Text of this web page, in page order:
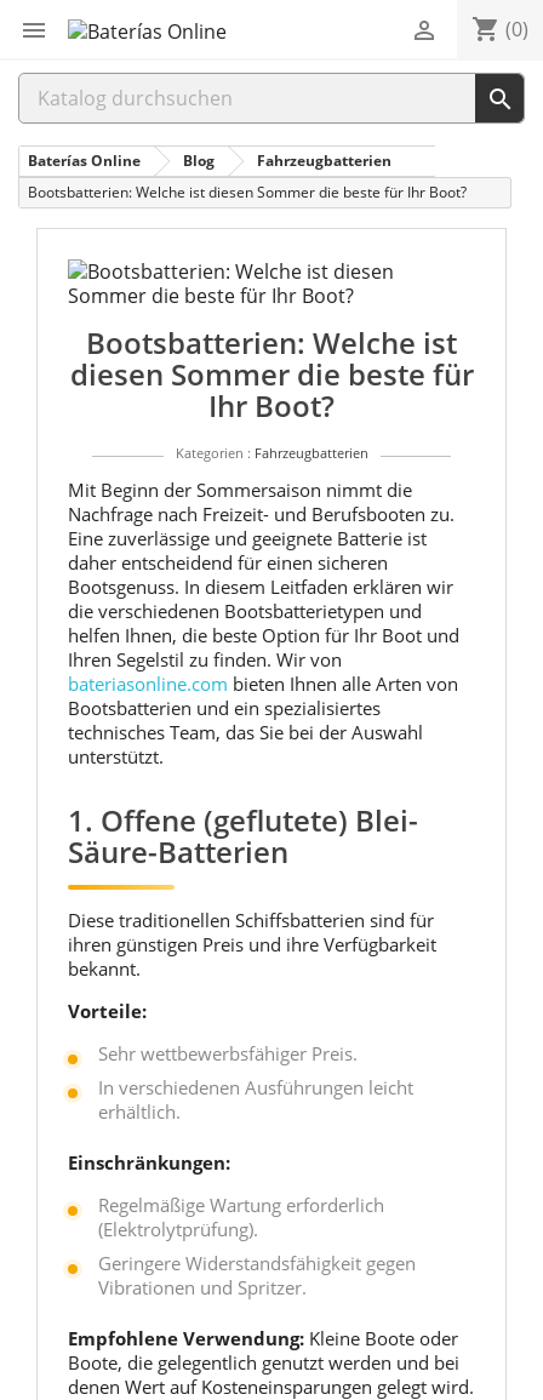
 shopping_cart (0)


Baterías Online Blog
Fahrzeugbatterien
Bootsbatterien: Welche ist diesen Sommer die beste für Ihr Boot?
Bootsbatterien: Welche ist
diesen Sommer die beste für
Ihr Boot?
Kategorien : Fahrzeugbatterien
Mit Beginn der Sommersaison nimmt die
Nachfrage nach Freizeit- und Berufsbooten zu.
Eine zuverlässige und geeignete Batterie ist
daher entscheidend für einen sicheren
Bootsgenuss. In diesem Leitfaden erklären wir
die verschiedenen Bootsbatterietypen und
helfen Ihnen, die beste Option für Ihr Boot und
Ihren Segelstil zu finden. Wir von
bateriasonline.com bieten Ihnen alle Arten von
Bootsbatterien und ein spezialisiertes
technisches Team, das Sie bei der Auswahl
unterstützt.
1. Offene (geflutete) Blei-
Säure-Batterien
Diese traditionellen Schiffsbatterien sind für
ihren günstigen Preis und ihre Verfügbarkeit
bekannt.
Vorteile:
Sehr wettbewerbsfähiger Preis.
In verschiedenen Ausführungen leicht
erhältlich.
Einschränkungen:
Regelmäßige Wartung erforderlich
(Elektrolytprüfung).
Geringere Widerstandsfähigkeit gegen
Vibrationen und Spritzer.
Empfohlene Verwendung: Kleine Boote oder
Boote, die gelegentlich genutzt werden und bei
denen Wert auf Kosteneinsparungen gelegt wird.